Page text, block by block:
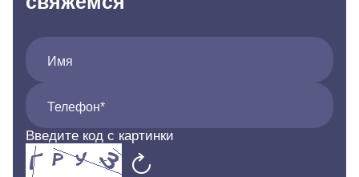
Имя
Телефон*
Введите код с картинки